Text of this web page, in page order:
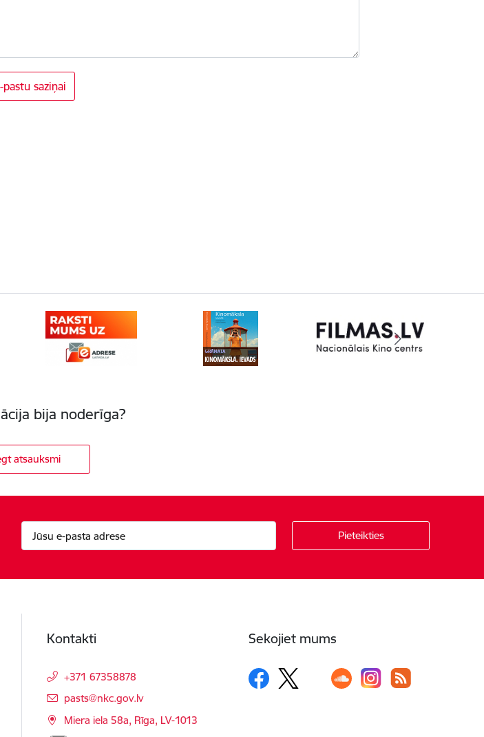
saziņai
bija noderīga?
atsauksmi
Kontakti
+371 67358878
E-pasts:
pasts@nkc.gov.lv
Miera iela 58a, Rīga, LV-1013
Sekojiet mums